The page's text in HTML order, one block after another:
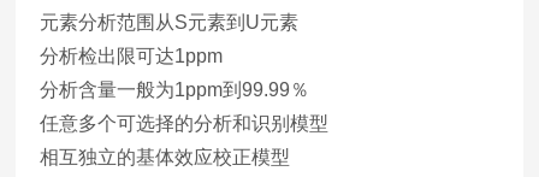
元素分析范围从S元素到U元素
分析检出限可达1ppm
分析含量一般为1ppm到99.99％
任意多个可选择的分析和识别模型
相互独立的基体效应校正模型